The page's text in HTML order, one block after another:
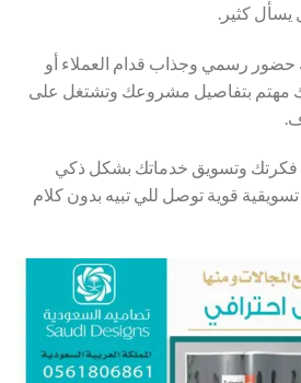
كثير.
حضور رسمي وجذاب قدام العملاء أو
مهتم بتفاصيل مشروعك وتشتغل على
فكرتك وتسويق خدماتك بشكل ذكي
قوية توصل للي تبيه بدون كلام